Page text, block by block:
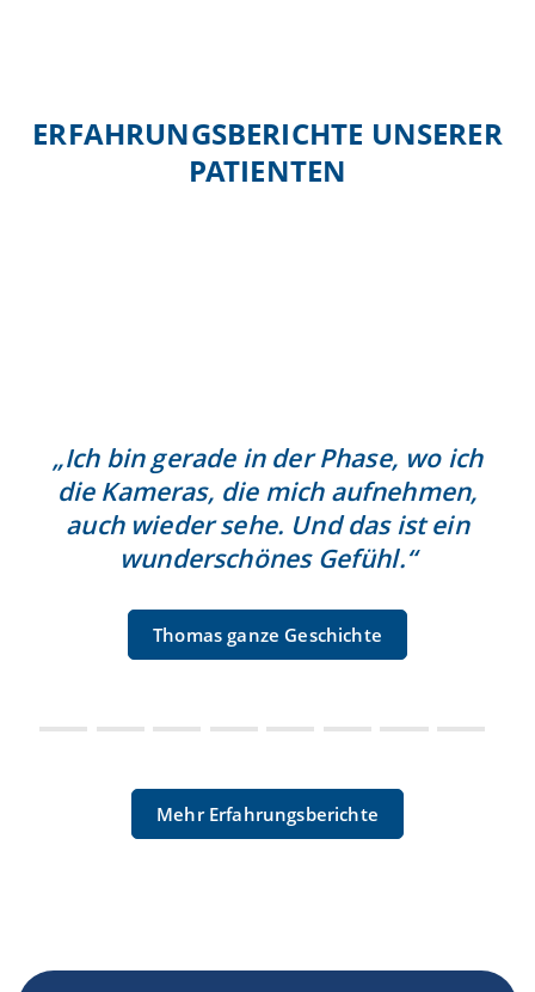
ERFAHRUNGSBERICHTE UNSERER
PATIENTEN
„Ich bin gerade in der Phase, wo ich
die Kameras, die mich aufnehmen,
auch wieder sehe. Und das ist ein
wunderschönes Gefühl.“
Thomas ganze Geschichte
Mehr Erfahrungsberichte